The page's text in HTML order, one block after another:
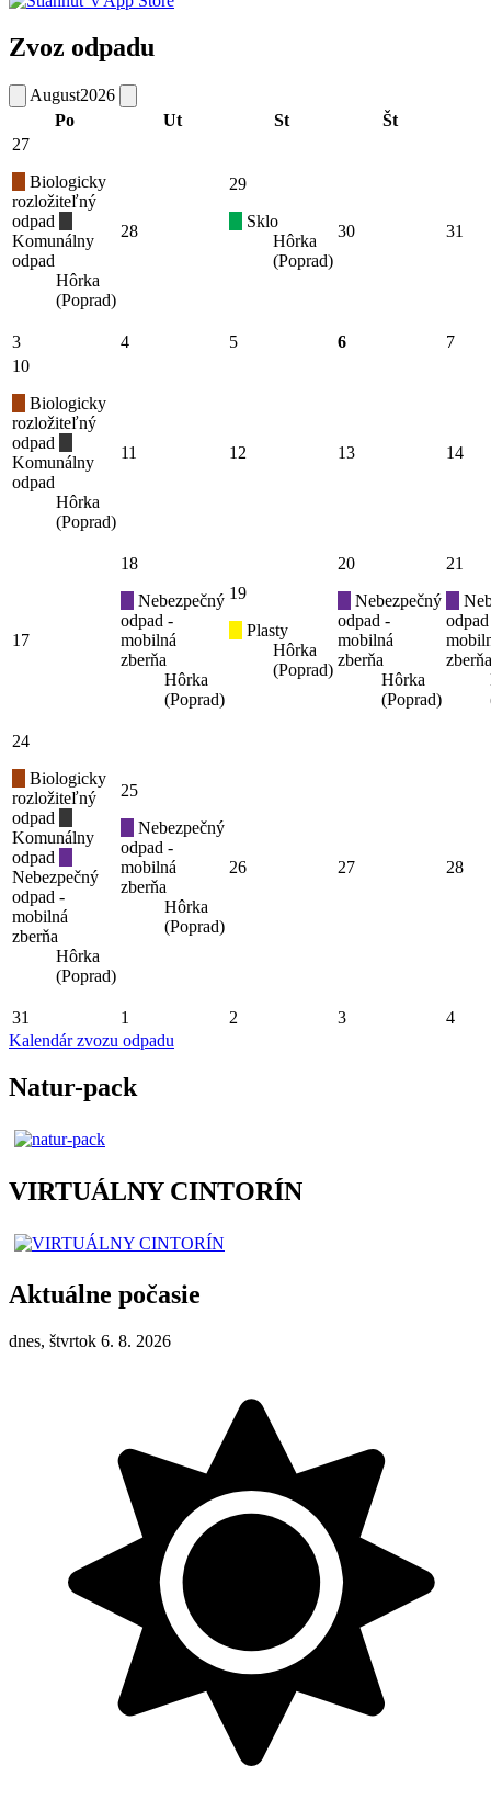
Zvoz odpadu
August2026
Po
Ut St Št
27
Biologicky
rozložiteľný
odpad
Komunálny
odpad
Hôrka
(Poprad)
28
29
Sklo
Hôrka
(Poprad)
30 31
3 4 5 6
7
10
Biologicky
rozložiteľný
odpad
Komunálny
odpad
Hôrka
(Poprad)
11 12 13 14
17
18
Nebezpečný
odpad -
mobilná
zberňa
Hôrka
(Poprad)
19
Plasty
Hôrka
(Poprad)
20
Nebezpečný
odpad -
mobilná
zberňa
Hôrka
(Poprad)
21
zberňa
24
Biologicky
rozložiteľný
odpad
Komunálny
odpad
Nebezpečný
odpad -
mobilná
zberňa
Hôrka
(Poprad)
25
Nebezpečný
odpad -
mobilná
zberňa
Hôrka
(Poprad)
26 27 28
31 1 2 3
4
Kalendár zvozu odpadu
Natur-pack
VIRTUÁLNY CINTORÍN
Aktuálne počasie
dnes, štvrtok 6. 8. 2026